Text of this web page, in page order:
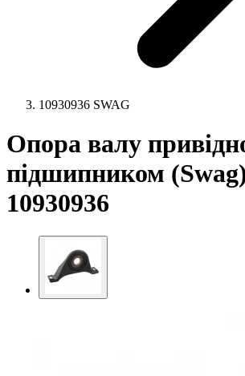
10930936 SWAG
Опора валу
підшипником
10930936